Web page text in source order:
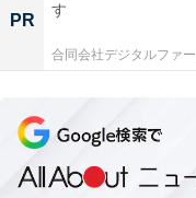
PR
す
合同会社デジタルファ